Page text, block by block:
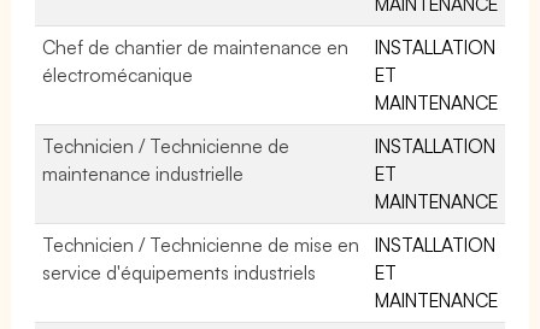
Chef de chantier de maintenance en
électromécanique
INSTALLATION
ET
MAINTENANCE
Technicien / Technicienne de
maintenance industrielle
INSTALLATION
ET
MAINTENANCE
Technicien / Technicienne de mise en
service d'équipements industriels
INSTALLATION
ET
MAINTENANCE